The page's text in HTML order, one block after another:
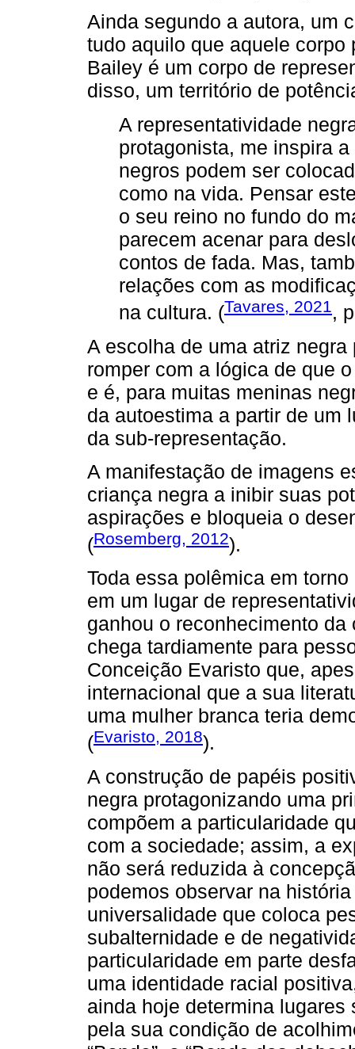
Ainda segundo a autora, um
tudo aquilo que aquele corpo
Bailey é um corpo de
disso, um território de
A representatividade
protagonista, me inspira
negros podem ser
como na vida. Pensar
o seu reino no fundo do
parecem acenar para
contos de fada. Mas,
relações com as
na cultura. (Tavares, 2021,
A escolha de uma atriz
romper com a lógica de que
e é, para muitas meninas
da autoestima a partir de um
da sub-representação.
A manifestação de imagens
criança negra a inibir suas
aspirações e bloqueia o
(Rosemberg, 2012).
Toda essa polêmica em
em um lugar de
ganhou o reconhecimento
chega tardiamente para
Conceição Evaristo que,
internacional que a sua
uma mulher branca teria
(Evaristo, 2018).
A construção de papéis
negra protagonizando uma
compõem a particularidade
com a sociedade; assim, a
não será reduzida à
podemos observar na
universalidade que coloca
subalternidade e de
particularidade em parte
uma identidade racial
ainda hoje determina
pela sua condição de